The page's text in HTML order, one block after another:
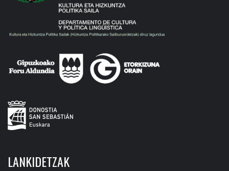
LANKIDETZAK